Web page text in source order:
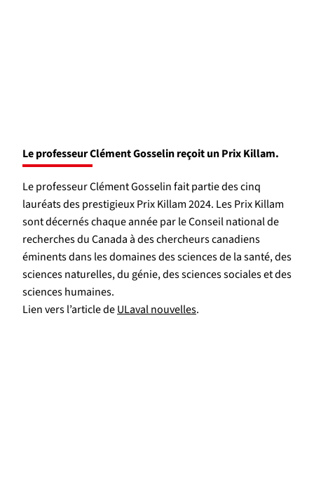
Le professeur Clément Gosselin reçoit un Prix Killam.
Le professeur Clément Gosselin fait partie des cinq
lauréats des prestigieux Prix Killam 2024. Les Prix Killam
sont décernés chaque année par le Conseil national de
recherches du Canada à des chercheurs canadiens
éminents dans les domaines des sciences de la santé, des
sciences naturelles, du génie, des sciences sociales et des
sciences humaines.
Lien vers l’article deULaval nouvelles.